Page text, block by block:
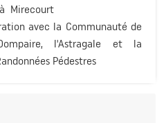
Mirecourt
avec la Communauté de
l'Astragale et la
Pédestres